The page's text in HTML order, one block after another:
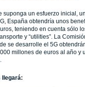
suponga un esfuerzo inicial,
España obtendría unos
teniendo en cuenta sólo
y “utilities”. La
se desarrolle el 5G
millones de euros al año y
llegará: